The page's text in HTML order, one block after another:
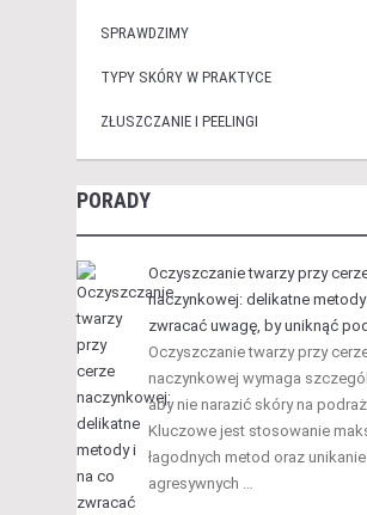
SPRAWDZIMY
TYPY SKÓRY W PRAKTYCE
ZŁUSZCZANIE I PEELINGI
PORADY
Oczyszczanie twarzy przy
naczynkowej: delikatne
zwracać uwagę, by uniknąć
Oczyszczanie twarzy przy
naczynkowej wymaga
aby nie narazić skóry na
Kluczowe jest stosowanie
łagodnych metod oraz unikanie
agresywnych …